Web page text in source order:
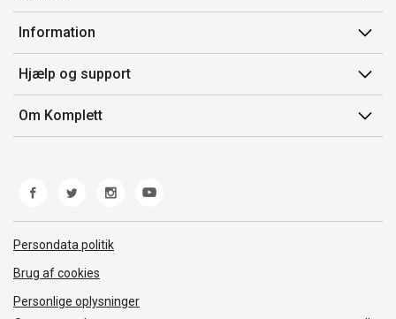
Min side
Ordrehistorik
Gavekort
Information
Salgsbetingelser
Mærker/producent
Fortrydelsesret
Hjælp og support
Kontakt os
Kundeservice
Fejl/Mangler
Fragt og levering
Om Komplett
Persondata politik
Brug af cookies
Personlige oplysninger